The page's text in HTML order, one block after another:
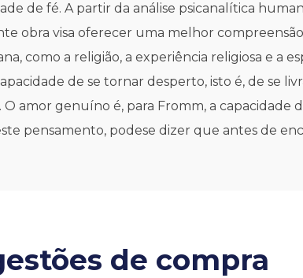
de fé. A partir da análise psicanalítica
obra visa oferecer uma melhor
como a religião, a experiência religiosa e a
de se tornar desperto, isto é, de se
amor genuíno é, para Fromm, a capacidade
pensamento, podese dizer que antes de
de compra